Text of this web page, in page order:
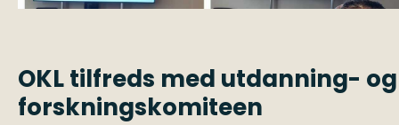
OKL tilfreds med utdanning- og
forskningskomiteen